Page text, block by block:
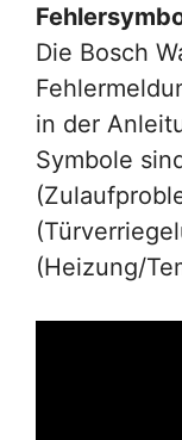
Die Bosch
in der
Symbole
(Heizung/